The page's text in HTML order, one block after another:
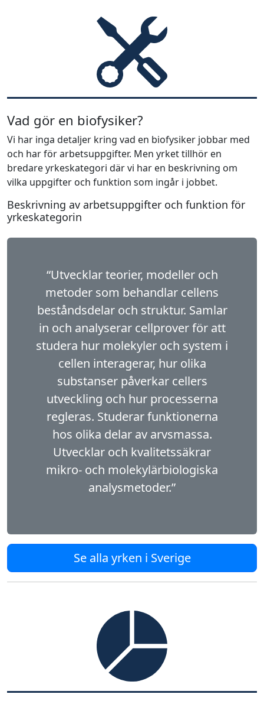
Vad gör en biofysiker?
Vi har inga detaljer kring vad en biofysiker jobbar med
och har för arbetsuppgifter. Men yrket tillhör en
bredare yrkeskategori där vi har en beskrivning om
vilka uppgifter och funktion som ingår i jobbet.
Beskrivning av arbetsuppgifter och funktion för
yrkeskategorin
“Utvecklar teorier, modeller och
metoder som behandlar cellens
beståndsdelar och struktur. Samlar
in och analyserar cellprover för att
studera hur molekyler och system i
cellen interagerar, hur olika
substanser påverkar cellers
utveckling och hur processerna
regleras. Stu­derar funktionerna
hos olika delar av arvsmassa.
Utvecklar och kvalitetssäkrar
mikro- och molekylärbiologiska
analysmetoder.”
Se alla yrken i Sverige